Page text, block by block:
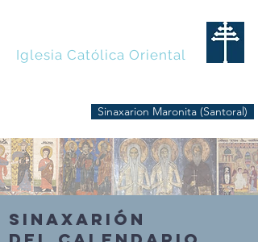
Iglesia Católica Oriental
Sinaxarion Maronita (Santoral)
SINAXARIÓN